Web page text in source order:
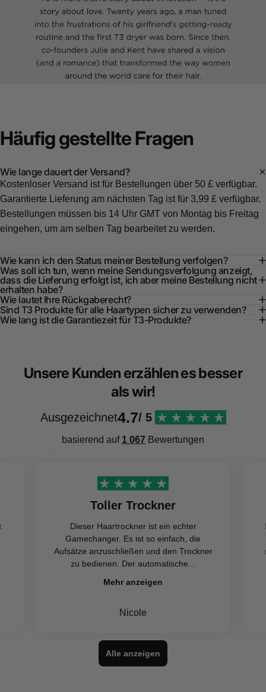
HäufiggestellteFragen
Wie lange dauert der Versand?
Kostenloser Versand ist für Bestellungen über 50 £ verfügbar.
Garantierte Lieferung am nächsten Tag ist für 3,99 £ verfügbar.
Bestellungen müssen bis 14 Uhr GMT von Montag bis Freitag
eingehen, um am selben Tag bearbeitet zu werden.
Wie kann ich den Status meiner Bestellung verfolgen?
Was soll ich tun, wenn meine Sendungsverfolgung anzeigt,
dass die Lieferung erfolgt ist, ich aber meine Bestellung nicht
erhalten habe?
Wie lautet Ihre Rückgaberecht?
Sind T3 Produkte für alle Haartypen sicher zu verwenden?
Wie lang ist die Garantiezeit für T3-Produkte?
Unsere Kunden erzählen es besser
als wir!
Ausgezeichnet4.7/ 5
basierend auf 1 067 Bewertungen
Toller Trockner
Dieser Haartrockner ist ein echter
Gamechanger. Es ist so einfach, die
Aufsätze anzuschließen und den Trockner
zu bedienen. Der automatische...
Mehr anzeigen
Nicole
Alle anzeigen